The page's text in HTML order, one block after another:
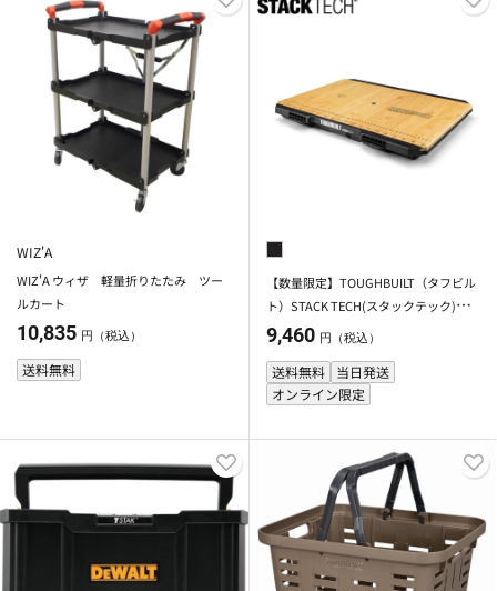
WIZ'A
WIZ'A ウィザ 軽量折りたたみ ツー
ルカート
10,835 円（税込）
送料無料
【数量限定】TOUGHBUILT（タフビル
ト）STACK TECH(スタックテック)
ワークサーフェス
9,460 円（税込）
送料無料
当日発送
オンライン限定